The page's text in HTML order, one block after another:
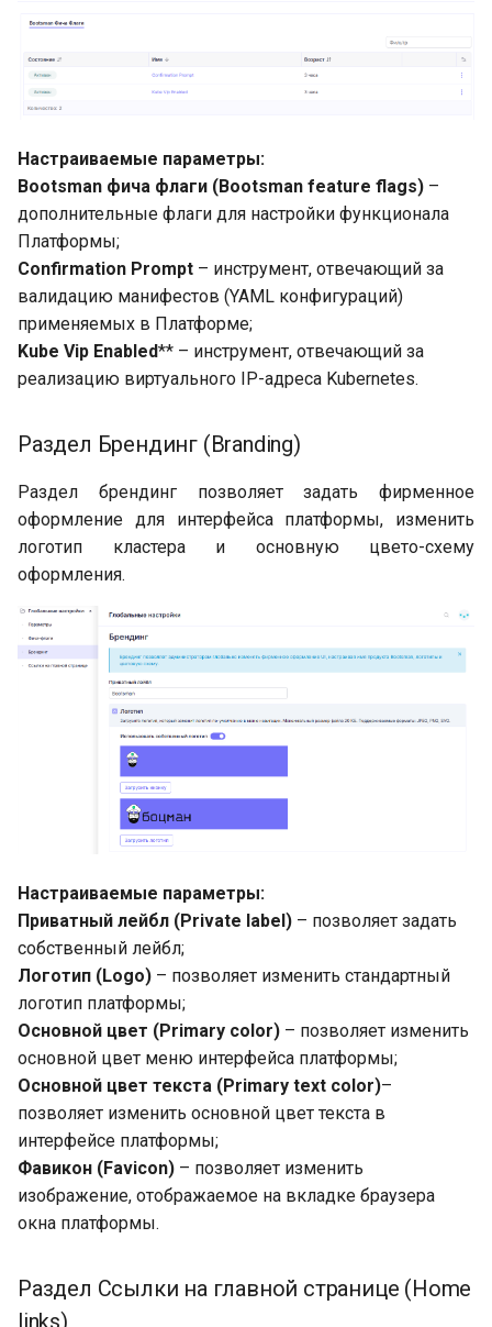
Настраиваемые параметры:
Bootsman фича флаги (Bootsman feature flags) –
дополнительные флаги для настройки функционала
Платформы;
Confirmation Prompt – инструмент, отвечающий за
валидацию манифестов (YAML конфигураций)
применяемых в Платформе;
Kube Vip Enabled** – инструмент, отвечающий за
реализацию виртуального IP-адреса Kubernetes.
Раздел Брендинг (Branding)
Раздел брендинг позволяет задать фирменное
оформление для интерфейса платформы, изменить
логотип кластера и основную цвето-схему
оформления.
Настраиваемые параметры:
Приватный лейбл (Private label) – позволяет задать
собственный лейбл;
Логотип (Logo) – позволяет изменить стандартный
логотип платформы;
Основной цвет (Primary color) – позволяет изменить
основной цвет меню интерфейса платформы;
Основной цвет текста (Primary text color)–
позволяет изменить основной цвет текста в
интерфейсе платформы;
Фавикон (Favicon) – позволяет изменить
изображение, отображаемое на вкладке браузера
окна платформы.
Раздел Ссылки на главной странице (Home
links)